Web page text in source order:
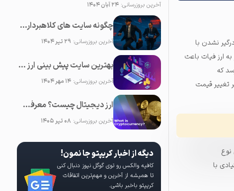
نشدن با
ارز فیات باعث
که
تغییر قیمت
نوع
با
آخرین بروزرسانی: ۲۴ آبان ۱۴۰۴
چگونه سایت های کلاهبرداری یا فیشینگ ارز دیجیتال را شناسایی کنیم؟
آخرین بروزرسانی:۲۹ تیر ۱۴۰۴
بهترین سایت پیش بینی ارز دیجیتال؛ ۲0 سایت برتر تحلیل کریپتو
آخرین بروزرسانی:۱۴ مهر ۱۴۰۴
ارز دیجیتال چیست؟ معرفی کامل رمزارز یا کریپتوکارنسی
آخرین بروزرسانی:۰۸ تیر ۱۴۰۵
دیگه از اخبار کریپتو جا نمون!
کافیه والکس رو توی گوگل نیوز دنبال کنی
تا همیشه از آخرین و مهم‌ترین اتفاقات
کریپتو باخبر باشی.